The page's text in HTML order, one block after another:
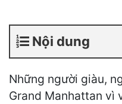
Nội dung
Những người giàu,
Grand Manhattan vì